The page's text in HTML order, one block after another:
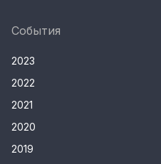
События
2023
2022
2021
2020
2019